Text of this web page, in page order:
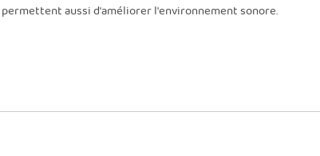
permettent aussi d'améliorer l'environnement sonore.